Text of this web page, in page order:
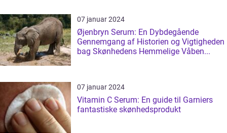
07 januar 2024
Øjenbryn Serum: En Dybdegående
Gennemgang af Historien og Vigtigheden
bag Skønhedens Hemmelige Våben...
07 januar 2024
Vitamin C Serum: En guide til Garniers
fantastiske skønhedsprodukt